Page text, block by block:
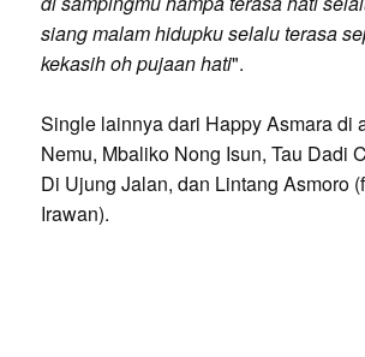
siang malam hidupku selalu terasa
kekasih oh pujaan hati".
Single lainnya dari Happy Asmara di
Nemu, Mbaliko Nong Isun, Tau Dadi
Di Ujung Jalan, dan Lintang Asmoro
Irawan).